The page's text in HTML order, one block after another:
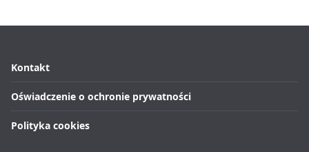
Kontakt
Oświadczenie o ochronie prywatności
Polityka cookies